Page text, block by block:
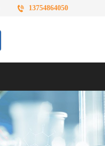
13754864050